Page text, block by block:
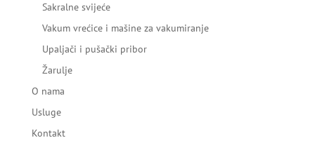
Sakralne svijeće
Vakum vrećice i mašine za vakumiranje
Upaljači i pušački pribor
Žarulje
O nama
Usluge
Kontakt